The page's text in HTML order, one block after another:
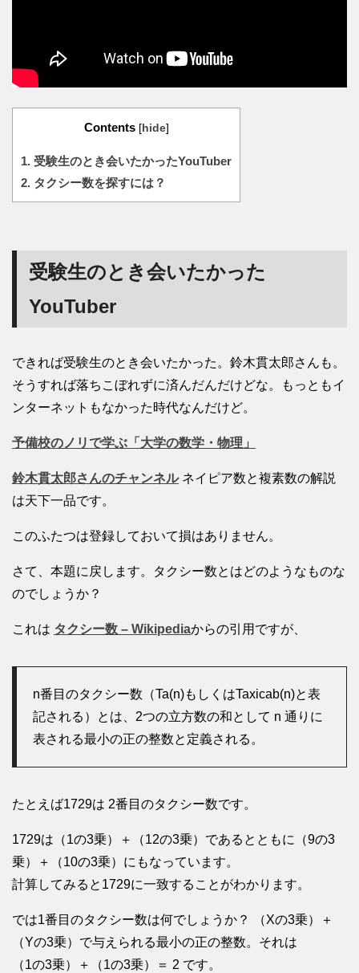
Contents [hide]
1. 受験生のとき会いたかったYouTuber
2. タクシー数を探すには？
受験生のとき会いたかった
YouTuber
できれば受験生のとき会いたかった。鈴木貫太郎さんも。
そうすれば落ちこぼれずに済んだんだけどな。もっともイ
ンターネットもなかった時代なんだけど。
予備校のノリで学ぶ「大学の数学・物理」
鈴木貫太郎さんのチャンネルネイピア数と複素数の解説
は天下一品です。
このふたつは登録しておいて損はありません。
さて、本題に戻します。タクシー数とはどのようなものな
のでしょうか？
これは タクシー数 – Wikipediaからの引用ですが、
n番目のタクシー数（Ta(n)もしくはTaxicab(n)と表
記される）とは、2つの立方数の和として n 通りに
表される最小の正の整数と定義される。
たとえば1729は 2番目のタクシー数です。
1729は（1の3乗）＋（12の3乗）であるとともに（9の3
乗）＋（10の3乗）にもなっています。
計算してみると1729に一致することがわかります。
では1番目のタクシー数は何でしょうか？ （Xの3乗）＋
（Yの3乗）で与えられる最小の正の整数。それは
（1の3乗）＋（1の3乗）＝ 2 です。